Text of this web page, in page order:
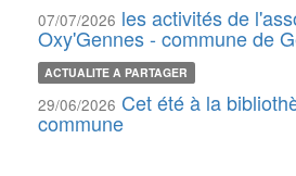
07/07/2026 les activités de
Oxy'Gennes - commune de
ACTUALITE A PARTAGER
29/06/2026 Cet été à la
commune